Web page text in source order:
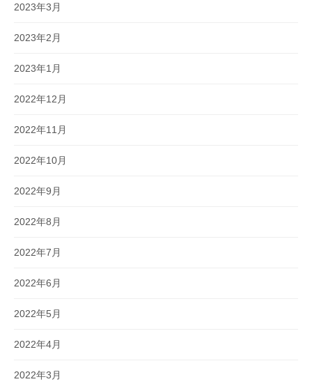
2023年3月
2023年2月
2023年1月
2022年12月
2022年11月
2022年10月
2022年9月
2022年8月
2022年7月
2022年6月
2022年5月
2022年4月
2022年3月